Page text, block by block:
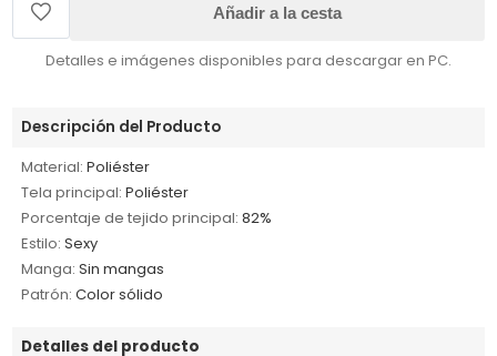
Añadir a la cesta
Detalles e imágenes disponibles para descargar en PC.
Descripción del Producto
Material: Poliéster
Tela principal: Poliéster
Porcentaje de tejido principal: 82%
Estilo: Sexy
Manga: Sin mangas
Patrón: Color sólido
Detalles del producto